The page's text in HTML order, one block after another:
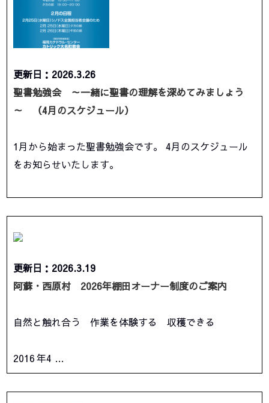
更新日：2026.3.26
聖書勉強会 ～一緒に聖書の理解を深めてみましょう
～ （4月のスケジュール）
1月から始まった聖書勉強会です。 4月のスケジュール
をお知らせいたします。
更新日：2026.3.19
阿蘇・西原村 2026年棚田オーナー制度のご案内
自然と触れ合う 作業を体験する 収穫できる
2016 年4 …